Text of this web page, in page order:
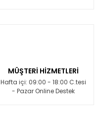
MÜŞTERİ HİZMETLERİ
Hafta içi: 09:00 - 18:00 C.tesi
- Pazar Online Destek